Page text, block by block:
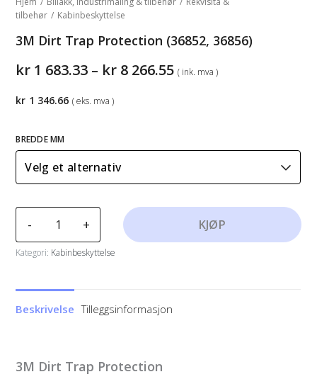
tilbehør / Kabinbeskyttelse
3M Dirt Trap Protection (36852, 36856)
kr 1 683.33 – kr 8 266.55Prisområde:
kr1
( ink. mva )
BREDDE MM
-
Trap
(36852,
36856)
+ KJØP
Kategori: Kabinbeskyttelse
kr 1 346.66 ( eks. mva )
Beskrivelse Tilleggsinformasjon
3M Dirt Trap Protection